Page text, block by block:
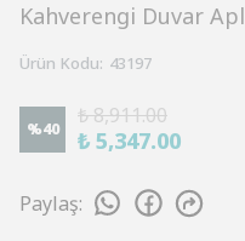
Kahverengi Duvar
Ürün Kodu: 43197
%40
₺ 8,911.00
₺ 5,347.00
Paylaş: